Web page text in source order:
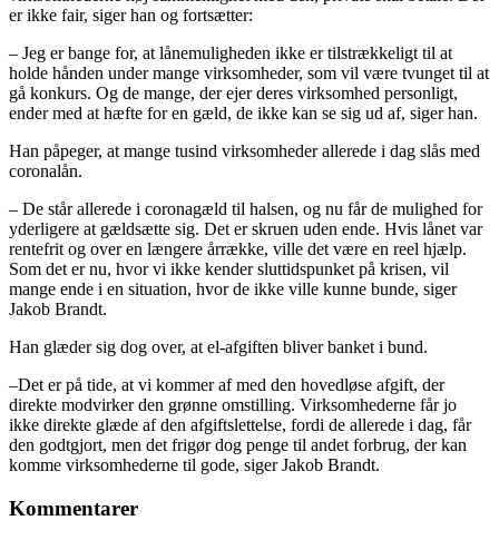
er ikke fair, siger han og fortsætter:
– Jeg er bange for, at lånemuligheden ikke er tilstrækkeligt til at
holde hånden under mange virksomheder, som vil være tvunget til at
gå konkurs. Og de mange, der ejer deres virksomhed personligt,
ender med at hæfte for en gæld, de ikke kan se sig ud af, siger han.
Han påpeger, at mange tusind virksomheder allerede i dag slås med
coronalån.
– De står allerede i coronagæld til halsen, og nu får de mulighed for
yderligere at gældsætte sig. Det er skruen uden ende. Hvis lånet var
rentefrit og over en længere årrække, ville det være en reel hjælp.
Som det er nu, hvor vi ikke kender sluttidspunket på krisen, vil
mange ende i en situation, hvor de ikke ville kunne bunde, siger
Jakob Brandt.
Han glæder sig dog over, at el-afgiften bliver banket i bund.
–Det er på tide, at vi kommer af med den hovedløse afgift, der
direkte modvirker den grønne omstilling. Virksomhederne får jo
ikke direkte glæde af den afgiftslettelse, fordi de allerede i dag, får
den godtgjort, men det frigør dog penge til andet forbrug, der kan
komme virksomhederne til gode, siger Jakob Brandt.
Kommentarer